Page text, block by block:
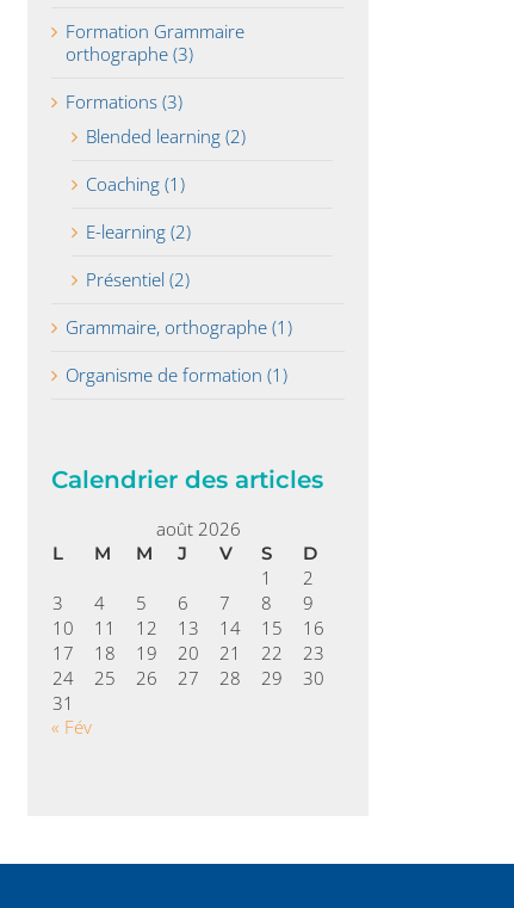
Formation Grammaire
orthographe (3)
Formations (3)
Blended learning (2)
Coaching (1)
E-learning (2)
Présentiel (2)
Grammaire, orthographe (1)
Organisme de formation (1)
Calendrier des articles
août 2026
L M M J V S D
1
2
3
4 5 6 7 8
9
10
11 12 13 14 15
16
17
18 19 20 21 22
23
24
25 26 27 28 29
30
31
« Fév